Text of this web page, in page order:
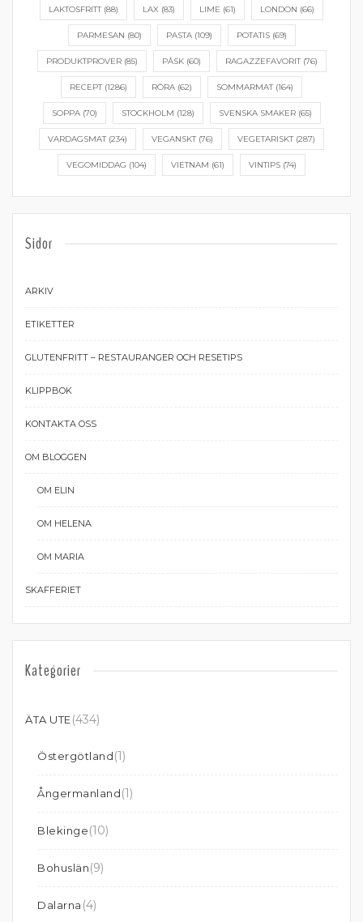
LAKTOSFRITT(88) LAX (83) LIME (61) LONDON (66)
PARMESAN (80) PASTA(109) POTATIS(69)
PRODUKTPROVER(85) PÅSK(60) RAGAZZEFAVORIT(76)
RECEPT(1286) RÖRA (62) SOMMARMAT(164)
SOPPA(70) STOCKHOLM (128) SVENSKA SMAKER(65)
VARDAGSMAT(234) VEGANSKT(76) VEGETARISKT(287)
VEGOMIDDAG (104) VIETNAM (61) VINTIPS (74)
Sidor
ARKIV
ETIKETTER
GLUTENFRITT – RESTAURANGER OCH RESETIPS
KLIPPBOK
KONTAKTA OSS
OM BLOGGEN
OM ELIN
OM HELENA
OM MARIA
SKAFFERIET
Kategorier
ÄTA UTE(434)
Östergötland(1)
Ångermanland(1)
Blekinge(10)
Bohuslän(9)
Dalarna (4)